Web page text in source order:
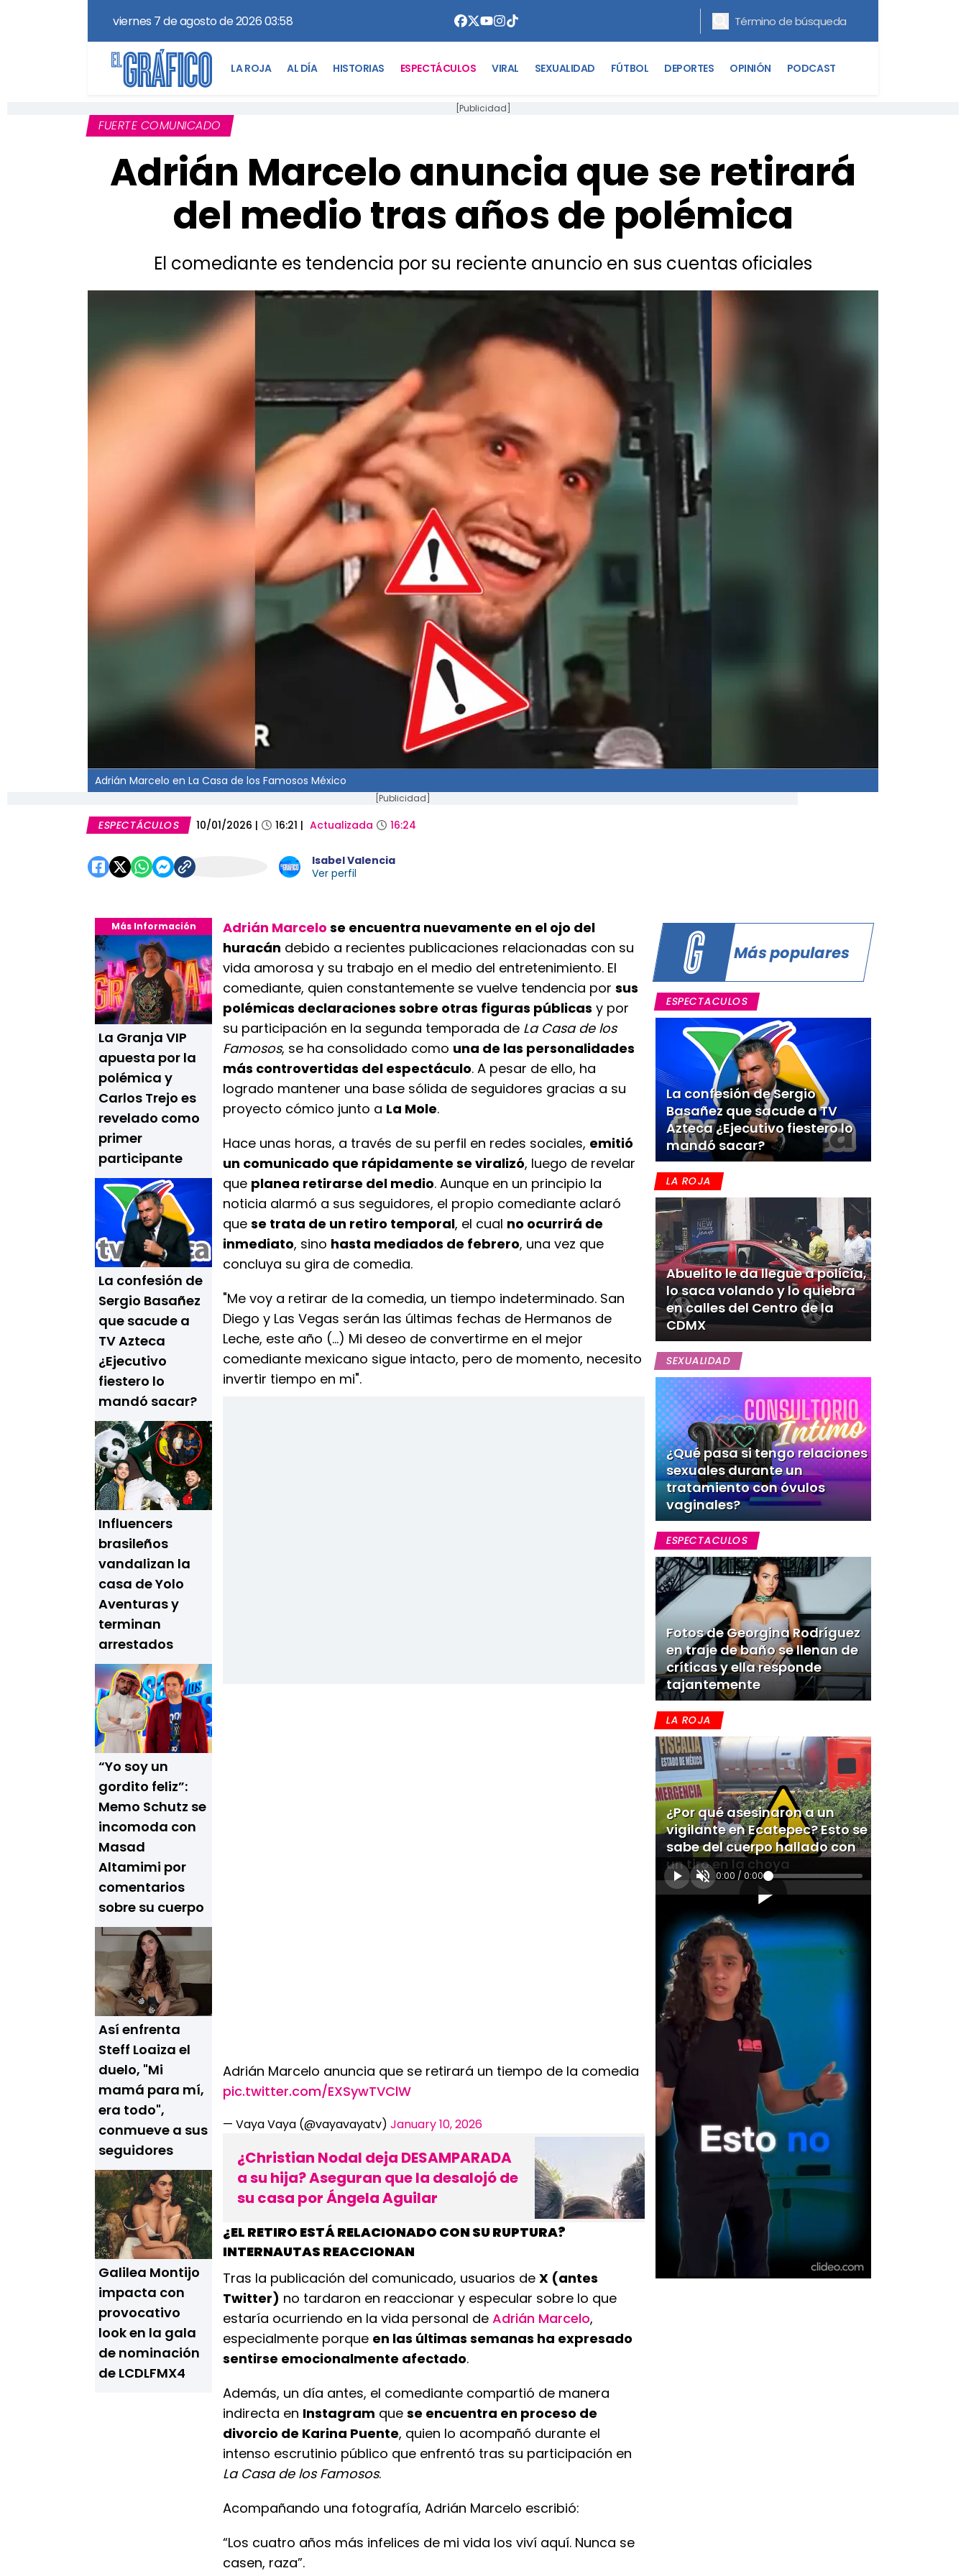
viernes 7 de agosto de 2026 03:58
LA ROJA AL DÍA HISTORIAS ESPECTÁCULOS VIRAL SEXUALIDAD FÚTBOL DEPORTES OPINIÓN PODCAST
[Publicidad]
FUERTE COMUNICADO
Adrián Marcelo anuncia que se retirará
del medio tras años de polémica
El comediante es tendencia por su reciente anuncio en sus cuentas oficiales
Adrián Marcelo en La Casa de los Famosos México
[Publicidad]
ESPECTÁCULOS 10/01/2026 | 16:21 | Actualizada 16:24
Isabel Valencia
Ver perfil
Más Información
La Granja VIP
apuesta por la
polémica y
Carlos Trejo es
revelado como
primer
participante
La confesión de
Sergio Basañez
que sacude a
TV Azteca
¿Ejecutivo
fiestero lo
mandó sacar?
Influencers
brasileños
vandalizan la
casa de Yolo
Aventuras y
terminan
arrestados
“Yo soy un
gordito feliz”:
Memo Schutz se
incomoda con
Masad
Altamimi por
comentarios
sobre su cuerpo
Así enfrenta
Steff Loaiza el
duelo, "Mi
mamá para mí,
era todo",
conmueve a sus
seguidores
Galilea Montijo
impacta con
provocativo
look en la gala
de nominación
de LCDLFMX4
Adrián Marcelo se encuentra nuevamente en el ojo del
huracán debido a recientes publicaciones relacionadas con su
vida amorosa y su trabajo en el medio del entretenimiento. El
comediante, quien constantemente se vuelve tendencia por sus
polémicas declaraciones sobre otras figuras públicas y por
su participación en la segunda temporada de La Casa de los
Famosos, se ha consolidado como una de las personalidades
más controvertidas del espectáculo. A pesar de ello, ha
logrado mantener una base sólida de seguidores gracias a su
proyecto cómico junto a La Mole.
Hace unas horas, a través de su perfil en redes sociales, emitió
un comunicado que rápidamente se viralizó, luego de revelar
que planea retirarse del medio. Aunque en un principio la
noticia alarmó a sus seguidores, el propio comediante aclaró
que se trata de un retiro temporal, el cual no ocurrirá de
inmediato, sino hasta mediados de febrero, una vez que
concluya su gira de comedia.
"Me voy a retirar de la comedia, un tiempo indeterminado. San
Diego y Las Vegas serán las últimas fechas de Hermanos de
Leche, este año (...) Mi deseo de convertirme en el mejor
comediante mexicano sigue intacto, pero de momento, necesito
invertir tiempo en mi".
Adrián Marcelo anuncia que se retirará un tiempo de la comedia
pic.twitter.com/EXSywTVClW
— Vaya Vaya (@vayavayatv) January 10, 2026
¿Christian Nodal deja DESAMPARADA
a su hija? Aseguran que la desalojó de
su casa por Ángela Aguilar
¿EL RETIRO ESTÁ RELACIONADO CON SU RUPTURA?
INTERNAUTAS REACCIONAN
Tras la publicación del comunicado, usuarios de X (antes
Twitter) no tardaron en reaccionar y especular sobre lo que
estaría ocurriendo en la vida personal de Adrián Marcelo,
especialmente porque en las últimas semanas ha expresado
sentirse emocionalmente afectado.
Además, un día antes, el comediante compartió de manera
indirecta en Instagram que se encuentra en proceso de
divorcio de Karina Puente, quien lo acompañó durante el
intenso escrutinio público que enfrentó tras su participación en
La Casa de los Famosos.
Acompañando una fotografía, Adrián Marcelo escribió:
“Los cuatro años más infelices de mi vida los viví aquí. Nunca se
casen, raza”.
Más populares
ESPECTACULOS
La confesión de Sergio
Basañez que sacude a TV
Azteca ¿Ejecutivo fiestero lo
mandó sacar?
LA ROJA
Abuelito le da llegue a policía,
lo saca volando y lo quiebra
en calles del Centro de la
CDMX
SEXUALIDAD
¿Qué pasa si tengo relaciones
sexuales durante un
tratamiento con óvulos
vaginales?
ESPECTACULOS
Fotos de Georgina Rodríguez
en traje de baño se llenan de
críticas y ella responde
tajantemente
LA ROJA
¿Por qué asesinaron a un
vigilante en Ecatepec? Esto se
sabe del cuerpo hallado con
un tiro en la choya
0:00 / 0:00
[Publicidad]